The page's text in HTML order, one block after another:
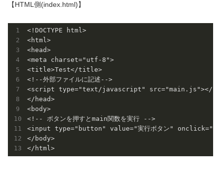
【HTML側(index.html)】
<!DOCTYPE html>
<html>
<head>
<meta charset="utf-8">
<title>Test</title>
<!--外部ファイルに記述-->
<script type="text/javascript" src="main.js"></
</head>
<body>
<!-- ボタンを押すとmain関数を実行 -->
<input type="button" value="実行ボタン"
</body>